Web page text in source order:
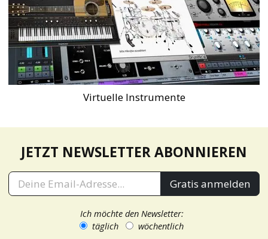
Virtuelle Instrumente
JETZT NEWSLETTER ABONNIEREN
Gratis anmelden
Ich möchte den Newsletter:
täglich
wöchentlich